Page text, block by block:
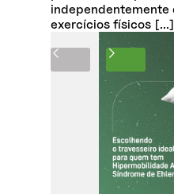
exercícios físicos [...]